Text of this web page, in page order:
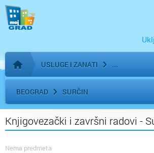
Početna stranica
USLUGE I ZANATI
BEOGRAD SURČIN
Knjigovezački i završni radovi -
Nema predmeta